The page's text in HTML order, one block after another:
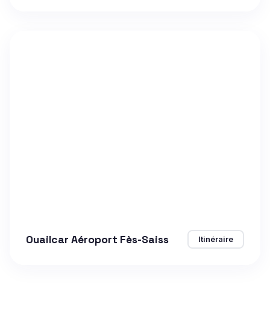
Ouailcar Aéroport Fès-Saiss Itinéraire